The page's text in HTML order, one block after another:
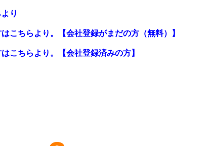
り
こちらより。【会社登録がまだの方（無料）】
こちらより。【会社登録済みの方】